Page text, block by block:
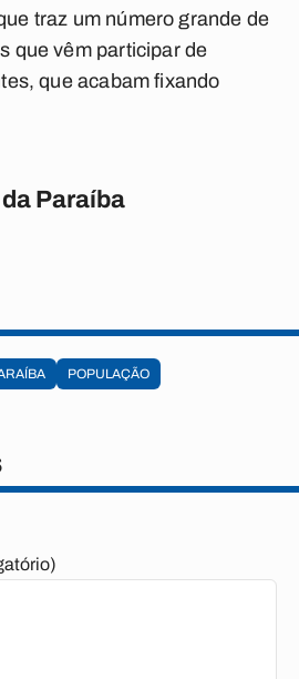
traz um número grande de
que vêm participar de
que acabam fixando
Paraíba
POPULAÇÃO